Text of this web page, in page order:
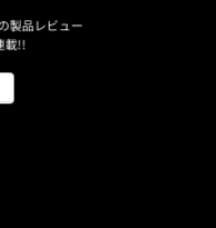
製品レビュー
載!!